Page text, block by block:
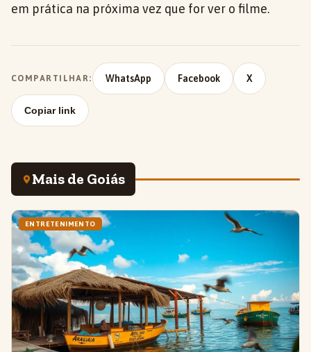
em prática na próxima vez que for ver o filme.
COMPARTILHAR: WhatsApp Facebook X
Copiar link
Mais de Goiás
ENTRETENIMENTO